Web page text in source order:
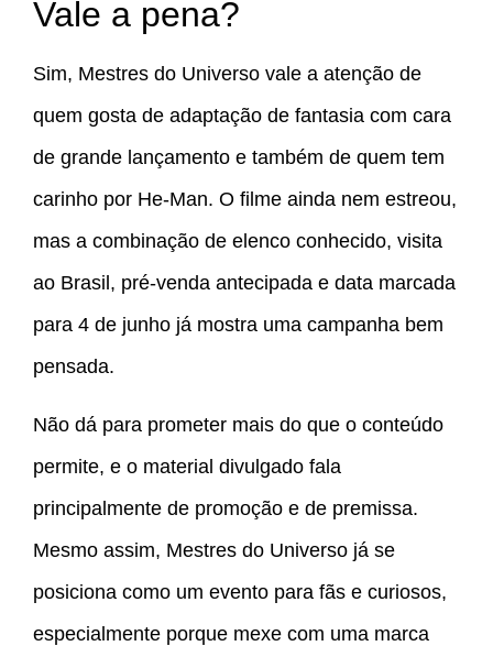
Vale a pena?
Sim, Mestres do Universo vale a atenção de
quem gosta de adaptação de fantasia com cara
de grande lançamento e também de quem tem
carinho por He-Man. O filme ainda nem estreou,
mas a combinação de elenco conhecido, visita
ao Brasil, pré-venda antecipada e data marcada
para 4 de junho já mostra uma campanha bem
pensada.
Não dá para prometer mais do que o conteúdo
permite, e o material divulgado fala
principalmente de promoção e de premissa.
Mesmo assim, Mestres do Universo já se
posiciona como um evento para fãs e curiosos,
especialmente porque mexe com uma marca